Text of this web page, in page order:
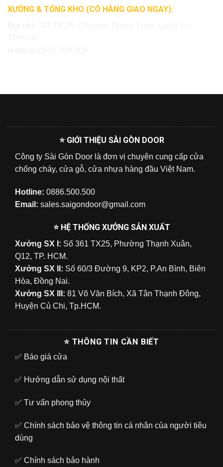
XƯỞNG & TỔNG KHO (CÓ HÀNG GIAO NGAY):
⭐ GIỚI THIỆU SÀI GÒN DOOR
Công ty Sài Gòn Door là đơn vị chuyên cung cấp cửa
chống cháy, cửa gỗ, cửa nhựa hàng đầu Việt Nam.
Hotline: 0886.500.500
Email: sales.saigondoor@gmail.com
⭐ HỆ THỐNG XƯỞNG SẢN XUẤT
Xưởng SX I: Số 361 TX25, Phường Thạnh Xuân,
Q12, TP. HCM.
Xưởng SX II: Số 60/3 Đường 9, KP2, P.An Bình, Biên
Hòa, Đồng Nai.
Xưởng SX III: 81 Võ Văn Bích, Xã Tân Thạnh Đông,
Huyện Củ Chi, Tp.HCM.
⭐ THÔNG TIN CẦN BIẾT
✅ Báo giá cửa
✅ Hướng dẫn sử dụng nội thất
✅ Tư vấn phong thủy
✅ Chính sách bảo vệ thông tin cá nhân của người tiêu
dùng
✅ Chính sách bảo hành